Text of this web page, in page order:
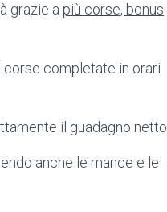
grazie a più corse, bonus
completate in orari
il guadagno netto.
anche le mance e le